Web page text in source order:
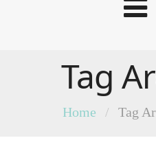
Tag
Home / Tag